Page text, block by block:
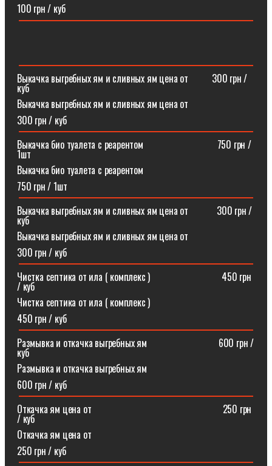
100 грн / куб
Выкачка выгребных ям и сливных ям цена от ⠀⠀⠀300 грн /
куб
Выкачка выгребных ям и сливных ям цена от
300 грн / куб
Выкачка био туалета с реарентом ⠀⠀⠀⠀⠀⠀⠀⠀⠀⠀750 грн /
1шт
Выкачка био туалета с реарентом
750 грн / 1шт
Выкачка выгребных ям и сливных ям цена от⠀⠀⠀⠀300 грн /
куб
Выкачка выгребных ям и сливных ям цена от
300 грн / куб
Чистка септика от ила ( комплекс )⠀⠀⠀⠀⠀⠀⠀⠀⠀⠀450 грн
/ куб
Чистка септика от ила ( комплекс )
450 грн / куб
Размывка и откачка выгребных ям⠀⠀⠀⠀⠀⠀⠀⠀⠀⠀600 грн /
куб
Размывка и откачка выгребных ям
600 грн / куб
Откачка ям цена от ⠀⠀⠀⠀⠀⠀⠀⠀⠀⠀⠀⠀⠀⠀⠀⠀⠀⠀250 грн
/ куб
Откачка ям цена от
250 грн / куб